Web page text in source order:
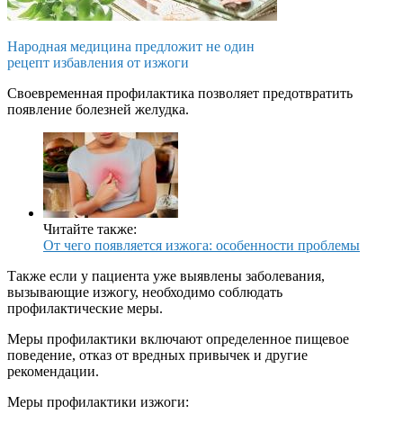
Народная медицина предложит не один
рецепт избавления от изжоги
Своевременная профилактика позволяет предотвратить
появление болезней желудка.
Читайте также:
От чего появляется изжога: особенности проблемы
Также если у пациента уже выявлены заболевания,
вызывающие изжогу, необходимо соблюдать
профилактические меры.
Меры профилактики включают определенное пищевое
поведение, отказ от вредных привычек и другие
рекомендации.
Меры профилактики изжоги: